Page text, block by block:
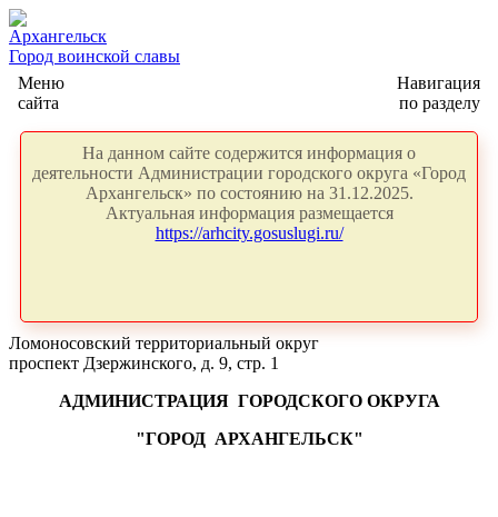
Архангельск
Город воинской славы
Меню
сайта
Навигация
по разделу
На данном сайте содержится информация о
деятельности Администрации городского округа «Город
Архангельск» по состоянию на 31.12.2025.
Актуальная информация размещается
https://arhcity.gosuslugi.ru/
Ломоносовский территориальный округ
проспект Дзержинского, д. 9, стр. 1
АДМИНИСТРАЦИЯ ГОРОДСКОГО ОКРУГА
"ГОРОД АРХАНГЕЛЬСК"